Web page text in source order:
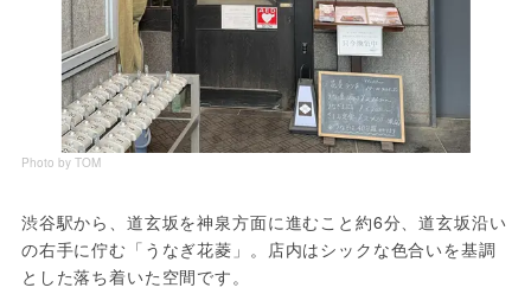
Photo by TOM
渋谷駅から、道玄坂を神泉方面に進むこと約6分、道玄坂沿い
の右手に佇む「うなぎ花菱」。店内はシックな色合いを基調
とした落ち着いた空間です。